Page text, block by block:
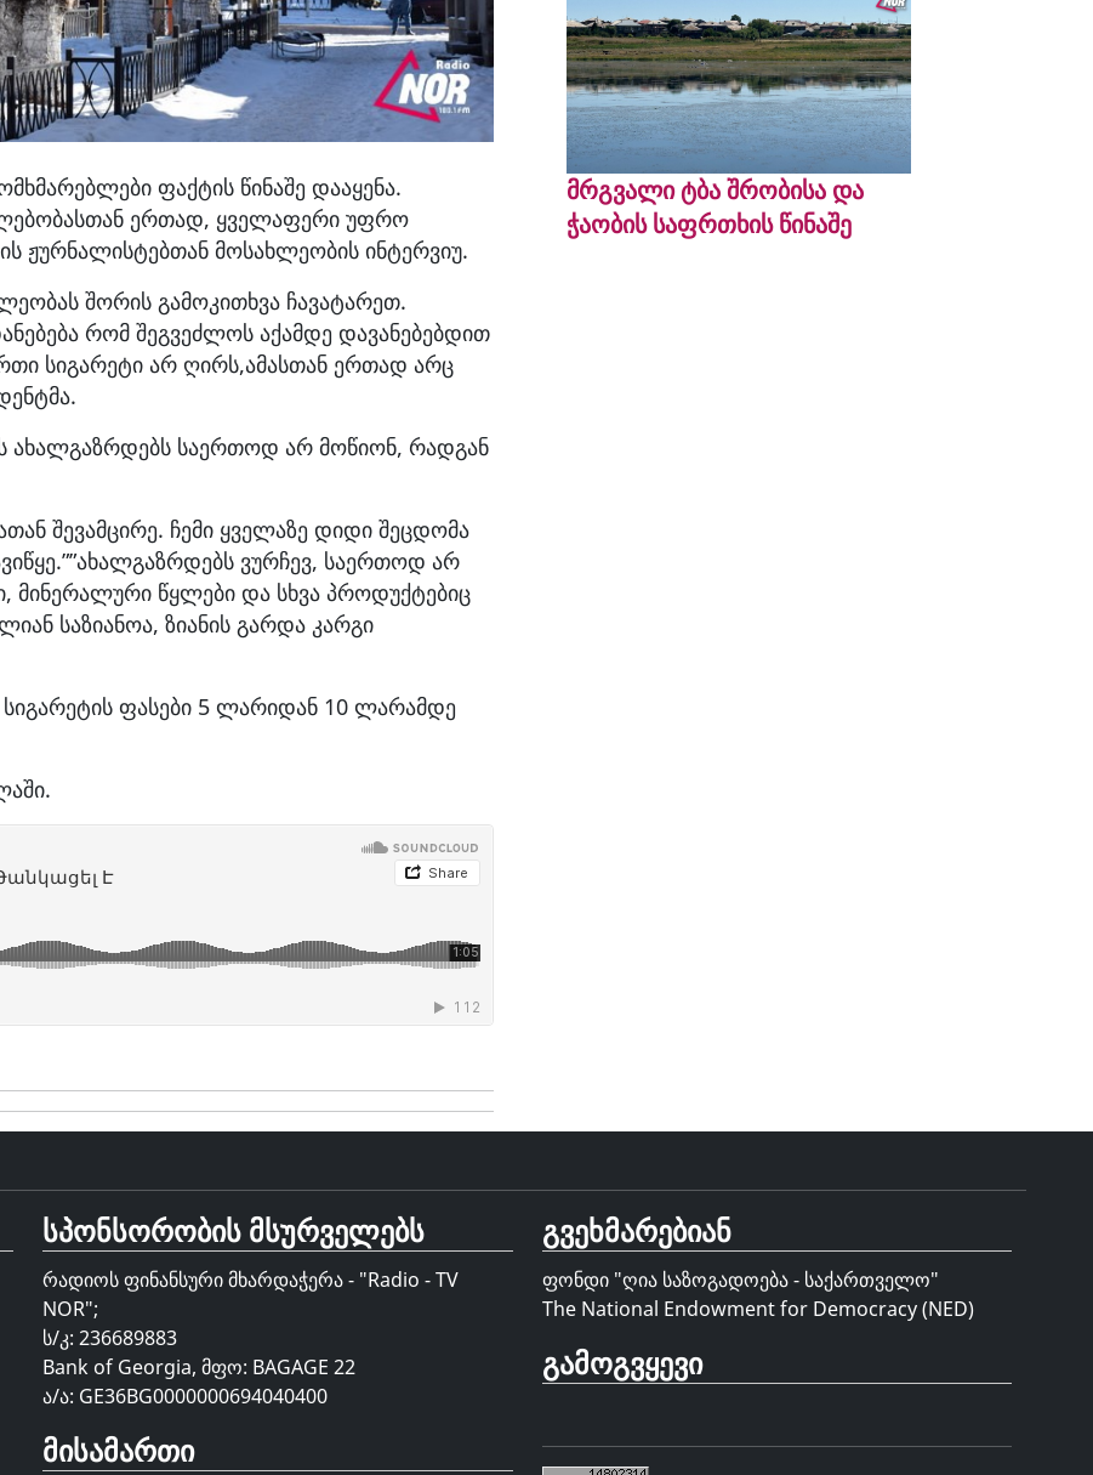
ფაქტის წინაშე დააყენა.
ერთად, ყველაფერი უფრო
ჟურნალისტებთან მოსახლეობის ინტერვიუ.
შორის გამოკითხვა ჩავატარეთ.
რომ შეგვეძლოს აქამდე დავანებებდით
სიგარეტი არ ღირს,ამასთან ერთად არც
ახალგაზრდებს საერთოდ არ მოწიონ, რადგან
შევამცირე. ჩემი ყველაზე დიდი შეცდომა
ვურჩევ, საერთოდ არ
მინერალური წყლები და სხვა პროდუქტებიც
საზიანოა, ზიანის გარდა კარგი
ფასები 5 ლარიდან 10 ლარამდე
მრგვალი ტბა შრობისა და
ჭაობის საფრთხის წინაშე
სპონსორობის მსურველებს
რადიოს ფინანსური მხარდაჭერა - "Radio - TV
NOR";
ს/კ: 236689883
Bank of Georgia, მფო: BAGAGE 22
ა/ა: GE36BG0000000694040400
მისამართი
გვეხმარებიან
ფონდი "ღია საზოგადოება - საქართველო"
The National Endowment for Democracy (NED)
გამოგვყევი